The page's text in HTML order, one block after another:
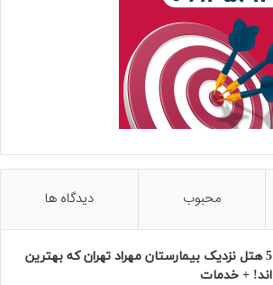
محبوب دیدگاه ها
5 هتل نزدیک بیمارستان مهراد تهران که بهترین‌
اند! + خدمات